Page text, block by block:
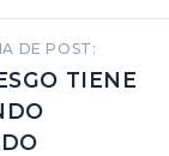
DE POST:
TIENE